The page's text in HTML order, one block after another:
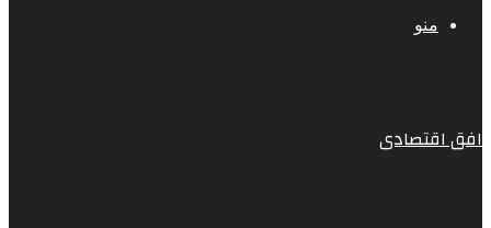
منو
افق اقتصادی